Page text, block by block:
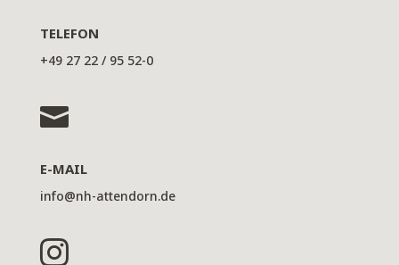
TELEFON
+49 27 22 / 95 52-0

E-MAIL
info@nh-attendorn.de
